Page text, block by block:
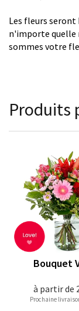
Les fleurs seront
n'importe quelle
sommes votre
Produits
à partir de
Bouquet
Prochaine